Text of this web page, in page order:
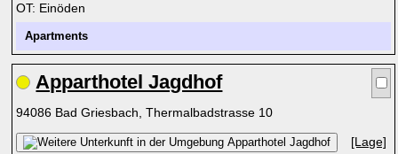
OT: Einöden
Apartments
Apparthotel Jagdhof
94086 Bad Griesbach, Thermalbadstrasse 10
[Lage]